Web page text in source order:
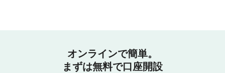
オンラインで簡単。
まずは無料で口座開設